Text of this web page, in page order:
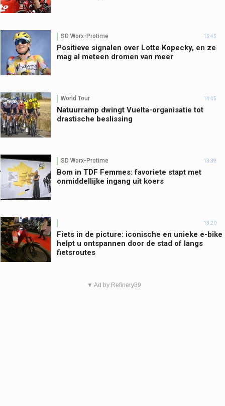
SD Worx-Protime 15:45
Positieve signalen over Lotte Kopecky, en ze
mag al meteen dromen van meer
World Tour 14:45
Natuurramp dwingt Vuelta-organisatie tot
drastische beslissing
SD Worx-Protime 13:39
Bom in TDF Femmes: favoriete stapt met
onmiddellijke ingang uit koers
13:20
Fiets in de picture: iconische en unieke e-bike
helpt u ontspannen door de stad of langs
fietsroutes
▼ Ad by Refinery89